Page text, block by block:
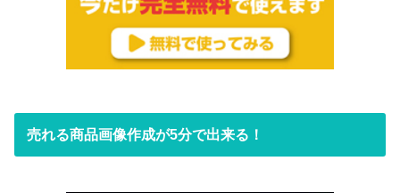
売れる商品画像作成が5分で出来る！